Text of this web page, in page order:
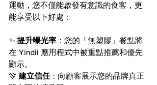
運動，您不僅能啟發有意識的食客，更
能享受以下好處：
✨ 提升曝光率 ：您的「無塑膠」餐點將
在 Yindii 應用程式中被重點推薦和優先
顯示。
💚 建立信任：向顧客展示您的品牌真正